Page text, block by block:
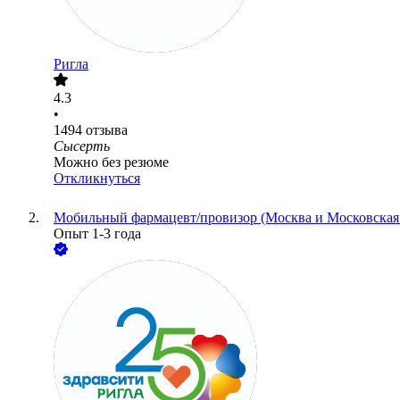
Ригла
4.3
•
1494 отзыва
Сысерть
Можно без резюме
Откликнуться
Мобильный фармацевт/провизор (Москва и Московская
Опыт 1-3 года